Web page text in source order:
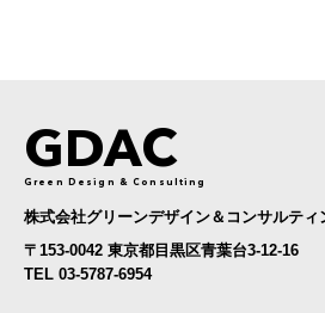
GDAC
Green Design & Consulting
株式会社グリーンデザイン＆コンサルティ
〒153-0042 東京都目黒区青葉台3-12-16
TEL 03-5787-6954